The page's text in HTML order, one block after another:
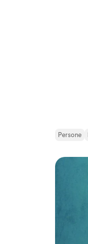
Persone